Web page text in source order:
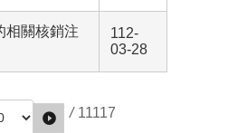
相關核銷注
112-
03-28
/ 11117